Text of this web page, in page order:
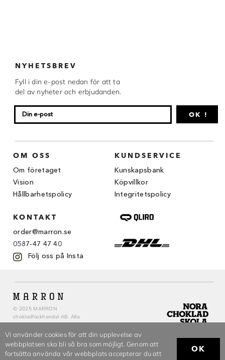
NYHETSBREV
Fyll i din e-post nedan för att ta
del av nyheter och erbjudanden.
OK !
OM OSS
Om företaget
Vision
Hållbarhetspolicy
KUNDSERVICE
Kunskapsbank
Köpvillkor
Integritetspolicy
KONTAKT
order@marron.se
0587-47 47 40
Följ oss på Insta
© 2025 MARRON
chokladfackhandel AB. Alla
rättigheter reserverade.
Vi använder cookies för att din upplevelse av
webbplatsen ska bli så bra som möjligt. Genom att
fortsätta använda vår webbplats accepterar du att
OK